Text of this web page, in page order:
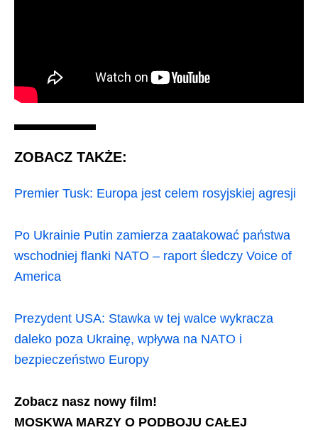
ZOBACZ TAKŻE:
Premier Tusk: Europa jest celem rosyjskiej agresji
Po Ukrainie Putin zamierza zaatakować państwa
wschodniej flanki NATO – raport śledczy Voice of
America
Prezydent USA: Stawka w tej walce wykracza
daleko poza Ukrainę, wpływa na NATO i
bezpieczeństwo Europy
Zobacz nasz nowy film!
MOSKWA MARZY O PODBOJU CAŁEJ